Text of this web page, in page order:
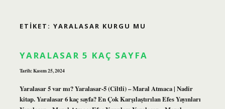
ETIKET: YARALASAR KURGU MU
YARALASAR 5 KAÇ SAYFA
Tarih: Kasım 25, 2024
Yaralasar 5 var mı? Yaralasar-5 (Ciltli) – Maral Atmaca | Nadir
kitap. Yaralasar 6 kaç sayfa? En Çok Karşılaştırılan Efes Yayınları